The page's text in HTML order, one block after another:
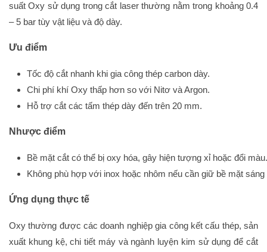
suất Oxy sử dụng trong cắt laser thường nằm trong khoảng 0.4
– 5 bar tùy vật liệu và độ dày.
Ưu điểm
Tốc độ cắt nhanh khi gia công thép carbon dày.
Chi phí khí Oxy thấp hơn so với Nitơ và Argon.
Hỗ trợ cắt các tấm thép dày đến trên 20 mm.
Nhược điểm
Bề mặt cắt có thể bị oxy hóa, gây hiện tượng xỉ hoặc đổi màu.
Không phù hợp với inox hoặc nhôm nếu cần giữ bề mặt sáng
Ứng dụng thực tế
Oxy thường được các doanh nghiệp gia công kết cấu thép, sản
xuất khung kệ, chi tiết máy và ngành luyện kim sử dụng để cắt